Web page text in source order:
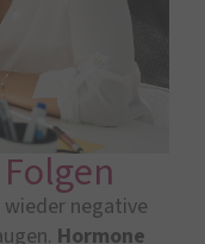
negative
Hormone